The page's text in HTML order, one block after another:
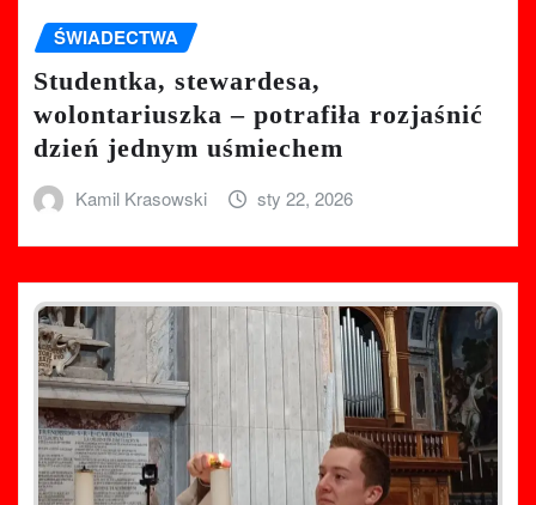
ŚWIADECTWA
Studentka, stewardesa,
wolontariuszka – potrafiła rozjaśnić
dzień jednym uśmiechem
Kamil Krasowski sty 22, 2026